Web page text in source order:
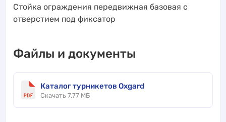
Стойка ограждения передвижная базовая с
отверстием под фиксатор
Файлы и документы
Каталог турникетов Oxgard
Скачать 7.77 МБ